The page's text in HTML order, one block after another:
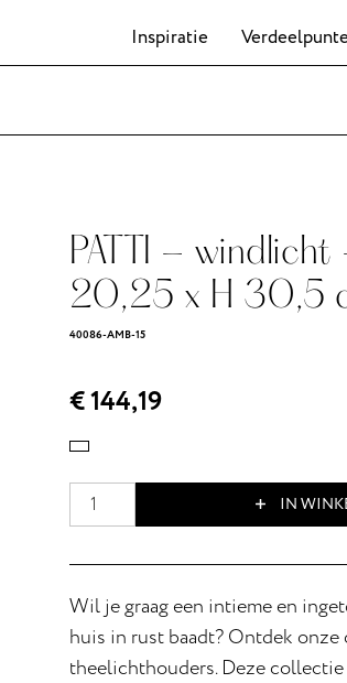
Inspiratie
PATTI -
20,25 x H 30,5
40086-AMB-15
€ 144,19
IN
Wil je graag een intieme en
huis in rust baadt? Ontdek
theelichthouders. Deze collectie